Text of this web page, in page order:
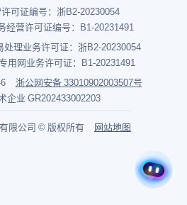
可证编号：浙B2-20230054
经营许可证编号：B1-20231491
理业务许可证：浙B2-20230054
用网业务许可证：B1-20231491
浙公网安备 33010902003507号
企业 GR202433002203
限公司 © 版权所有 网站地图